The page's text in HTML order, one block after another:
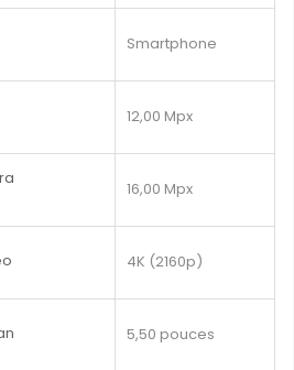
Smartphone
12,00 Mpx
16,00 Mpx
4K (2160p)
5,50 pouces